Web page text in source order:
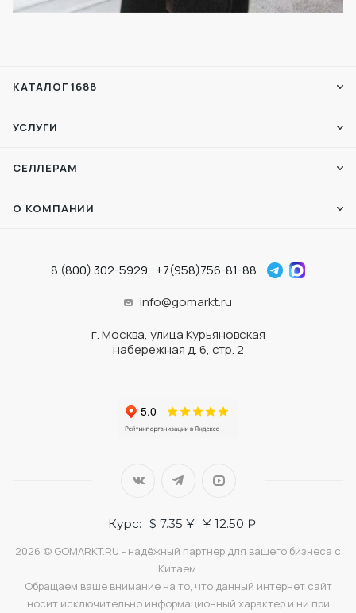
КАТАЛОГ 1688
УСЛУГИ
СЕЛЛЕРАМ
О КОМПАНИИ
8 (800) 302-5929 +7(958)756-81-88
info@gomarkt.ru
г. Москва, улица Курьяновская
набережная д. 6, стр. 2
Курс: $ 7.35 ¥ ¥ 12.50 ₽
2026 © GOMARKT.RU - надёжный партнер для вашего бизнеса с
Китаем.
Обращаем ваше внимание на то, что данный интернет сайт
носит исключительно информационный характер и ни при